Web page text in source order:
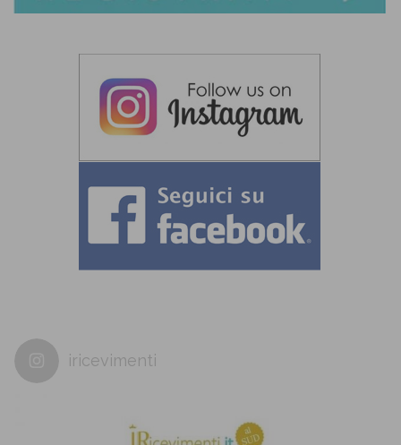
iricevimenti